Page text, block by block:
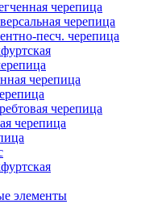
черепица
черепица
песч. черепица
черепица
черепица
черепица
элементы